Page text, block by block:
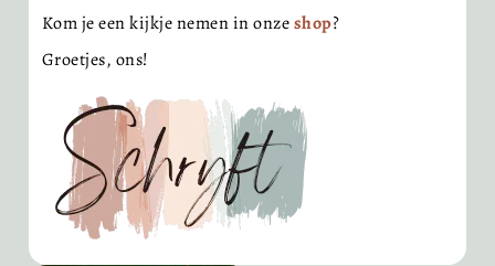
Kom je een kijkje nemen in onzeshop?
Groetjes, ons!